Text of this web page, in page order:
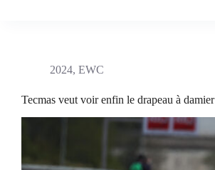
2024, EWC
Tecmas veut voir enfin le drapeau à damier